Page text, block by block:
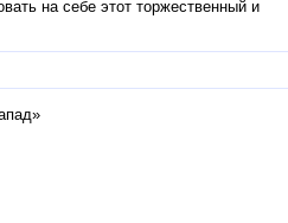
на себе этот торжественный и